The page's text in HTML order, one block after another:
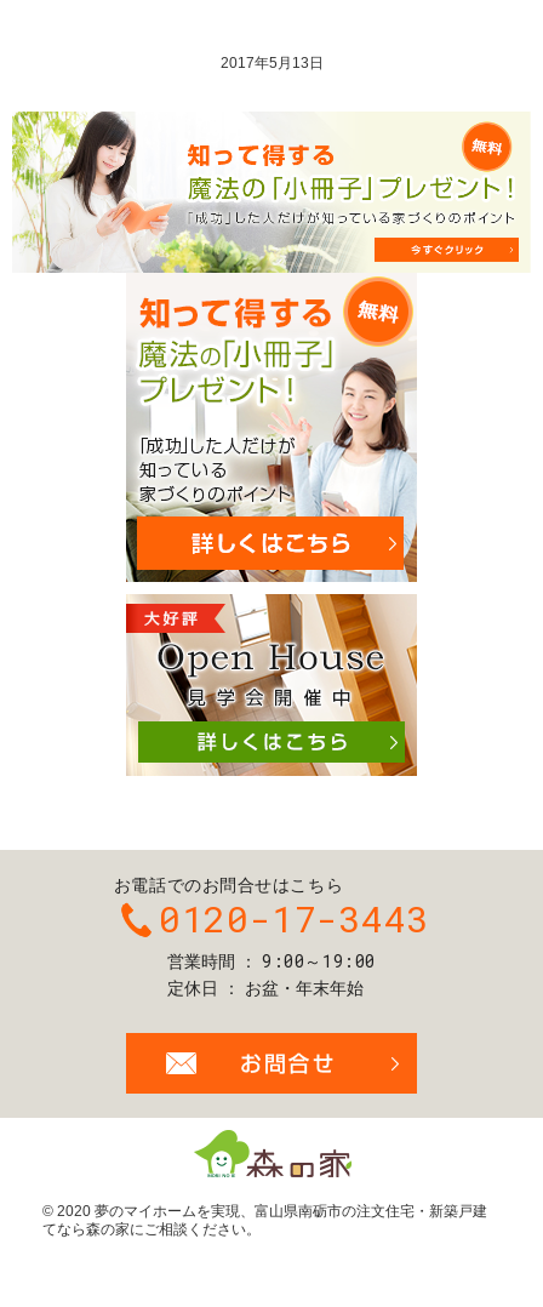
2017年5月13日
お電話でのお問合せはこちら
0120-17-3443
営業時間 9:00～19:00
定休日 お盆・年末年始
© 2020 夢のマイホームを実現、 富山県南砺市の注文住宅・新築戸建
てなら森の家にご相談ください。